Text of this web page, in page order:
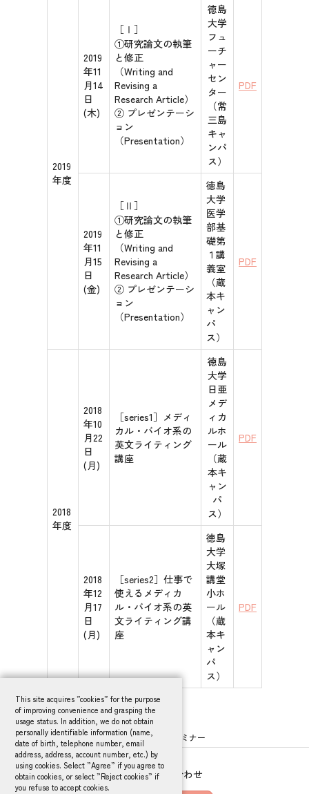
2019
年度
2019
年11
月14
日
(木)
［Ⅰ］
①研究論文の執筆
と修正
（Writing and
Revising a
Research Article）
② プレゼンテーシ
ョン
（Presentation）
徳島
大学
フュ
ーチ
ャー
セン
ター
（常
三島
キャ
ンパ
ス）
PDF
2019
年11
月15
日
(金)
［Ⅱ］
①研究論文の執筆
と修正
（Writing and
Revising a
Research Article）
② プレゼンテーシ
ョン
（Presentation）
徳島
大学
医学
部基
礎第
１講
義室
（蔵
本キ
ャン
パ
ス）
PDF
2018
年度
2018
年10
月22
日
(月)
［series1］メディ
カル・バイオ系の
英文ライティング
講座
徳島
大学
日亜
メデ
ィカ
ルホ
ール
（蔵
本キ
ャン
パ
ス）
PDF
2018
年12
月17
日
(月)
［series2］仕事で
使えるメディカ
ル・バイオ系の英
文ライティング講
座
徳島
大学
大塚
講堂
小ホ
ール
（蔵
本キ
ャン
パ
ス）
PDF
HOME 研究者支援事業 研究力伸長セミナー
メールでお問い合わせ
This site acquires ”cookies” for the purpose
of improving convenience and grasping the
usage status. In addition, we do not obtain
personally identifiable information (name,
date of birth, telephone number, email
address, address, account number, etc.) by
using cookies. Select ”Agree” if you agree to
obtain cookies, or select ”Reject cookies” if
you refuse to accept cookies.